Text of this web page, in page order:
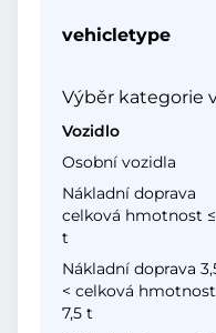
vehicletype
Výběr kategorie
Vozidlo
Osobní vozidla
Nákladní doprava
celková hmotnost ≤
t
Nákladní doprava
< celková
7,5 t